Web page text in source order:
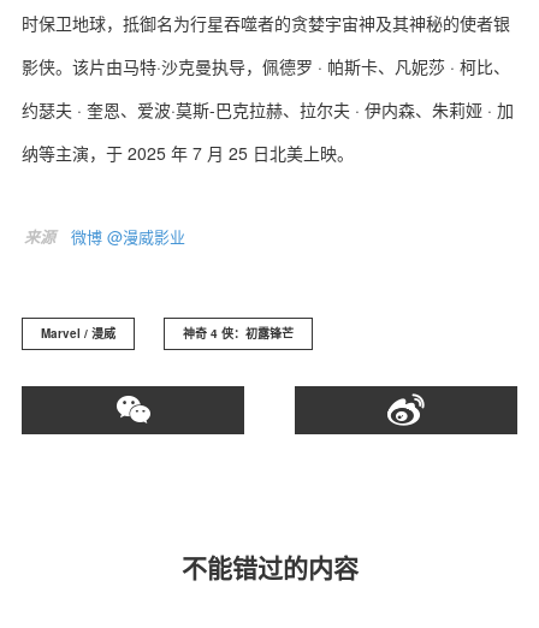
时保卫地球，抵御名为行星吞噬者的贪婪宇宙神及其神秘的使者银
影侠。该片由马特·沙克曼执导，佩德罗 · 帕斯卡、凡妮莎 · 柯比、
约瑟夫 · 奎恩、爱波·莫斯-巴克拉赫、拉尔夫 · 伊内森、朱莉娅 · 加
纳等主演，于 2025 年 7 月 25 日北美上映。
来源 微博 @漫威影业
Marvel / 漫威 神奇 4 侠：初露锋芒
不能错过的内容